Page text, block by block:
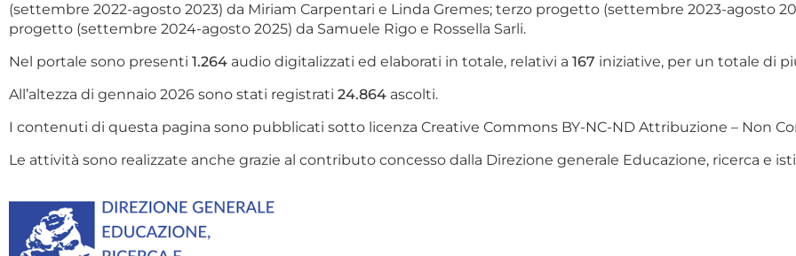
(settembre 2022-agosto 2023) da Miriam Carpentari e Linda Gremes; terzo progetto (settembre 2023-agosto
progetto (settembre 2024-agosto 2025) da Samuele Rigo e Rossella Sarli.
Nel portale sono presenti 1.264 audio digitalizzati ed elaborati in totale, relativi a 167 iniziative, per un totale di
All’altezza di gennaio 2026 sono stati registrati 24.864 ascolti.
I contenuti di questa pagina sono pubblicati sotto licenza Creative Commons BY-NC-ND Attribuzione – Non
Le attività sono realizzate anche grazie al contributo concesso dalla Direzione generale Educazione, ricerca e